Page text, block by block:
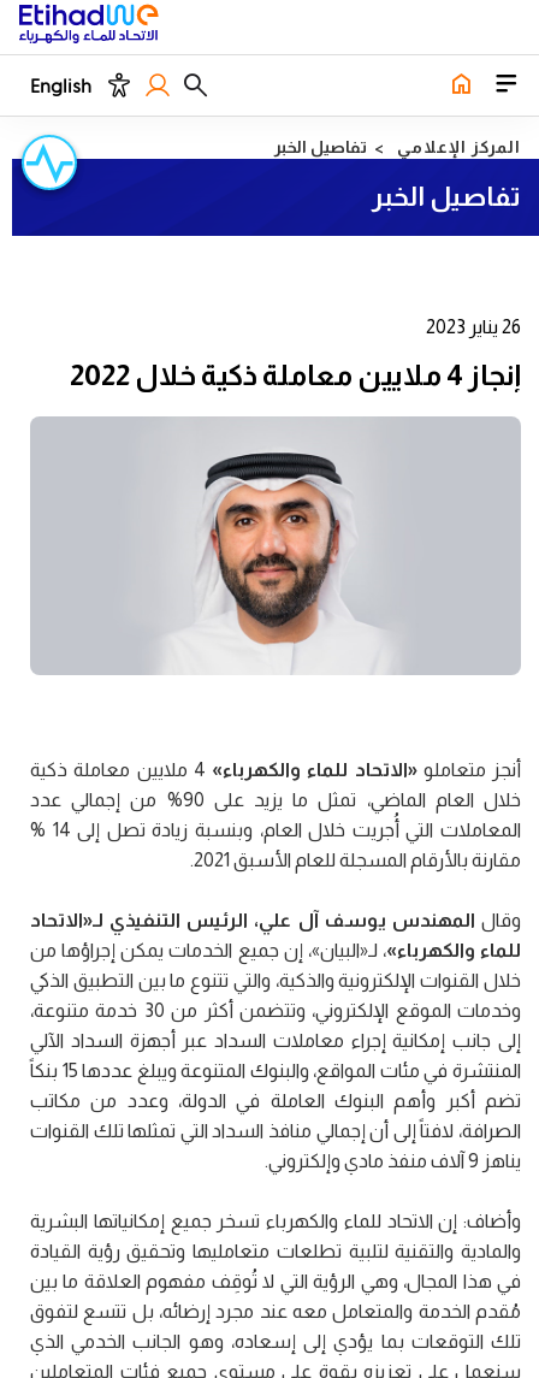
English
المركز الإعلامي تفاصيل الخبر
تفاصيل الخبر
26 يناير 2023
إنجاز 4 ملايين معاملة ذكية خلال 2022
أنجز متعاملو«الاتحاد للماء والكهرباء»
4 ملايين معاملة ذكية
خلال العام الماضي، تمثل ما يزيد على 90% من إجمالي عدد
المعاملات التي أُجريت خلال العام، وبنسبة زيادة تصل إلى 14 %
مقارنة بالأرقام المسجلة للعام الأسبق 2021.
وقال المهندس يوسف آل علي، الرئيس التنفيذي لـ«الاتحاد
للماء والكهرباء»، لـ«البيان»، إن جميع الخدمات يمكن إجراؤها من
خلال القنوات الإلكترونية والذكية، والتي تتنوع ما بين التطبيق الذكي
وخدمات الموقع الإلكتروني، وتتضمن أكثر من 30 خدمة متنوعة،
إلى جانب إمكانية إجراء معاملات السداد عبر أجهزة السداد الآلي
المنتشرة في مئات المواقع، والبنوك المتنوعة ويبلغ عددها 15 بنكاً
تضم أكبر وأهم البنوك العاملة في الدولة، وعدد من مكاتب
الصرافة، لافتاً إلى أن إجمالي منافذ السداد التي تمثلها تلك القنوات
يناهز 9 آلاف منفذ مادي وإلكتروني.
وأضاف: إن الاتحاد للماء والكهرباء تسخر جميع إمكانياتها البشرية
والمادية والتقنية لتلبية تطلعات متعامليها وتحقيق رؤية القيادة
في هذا المجال، وهي الرؤية التي لا تُوقِف مفهوم العلاقة ما بين
مُقدم الخدمة والمتعامل معه عند مجرد إرضائه، بل تتسع لتفوق
تلك التوقعات بما يؤدي إلى إسعاده، وهو الجانب الخدمي الذي
سنعمل على تعزيزه بقوة على مستوى جميع فئات المتعاملين